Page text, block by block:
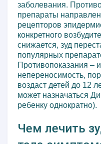
заболевания.
препараты
рецепторов
конкретного
снижается, зуд
популярных
Противопоказания –
непереносимость,
воздаст детей до 12
может назначаться
ребенку однократно).
Чем лечить